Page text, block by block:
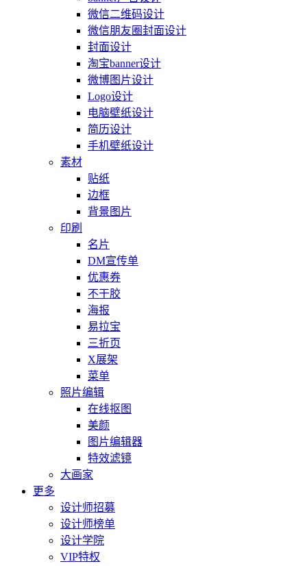
微信二维码设计
微信朋友圈封面设计
封面设计
淘宝banner设计
微博图片设计
Logo设计
电脑壁纸设计
简历设计
手机壁纸设计
素材
贴纸
边框
背景图片
印刷
名片
DM宣传单
优惠券
不干胶
海报
易拉宝
三折页
X展架
菜单
照片编辑
在线抠图
美颜
图片编辑器
特效滤镜
大画家
更多
设计师招募
设计师榜单
设计学院
VIP特权